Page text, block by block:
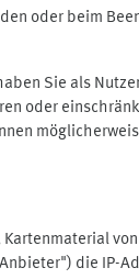
oder beim
Sie als
oder
die IP-